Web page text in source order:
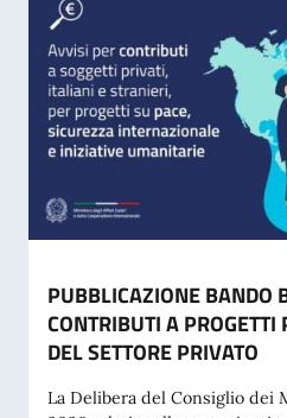
PUBBLICAZIONE BANDO
CONTRIBUTI A
DEL SETTORE PRIVATO
La Delibera del Consiglio dei